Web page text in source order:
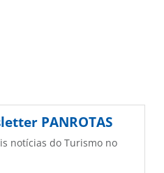
PANROTAS
notícias do Turismo no